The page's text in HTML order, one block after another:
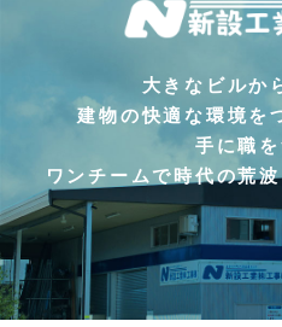
大きなビルか
建物の快適な環境を
手に職を
ワンチームで時代の荒